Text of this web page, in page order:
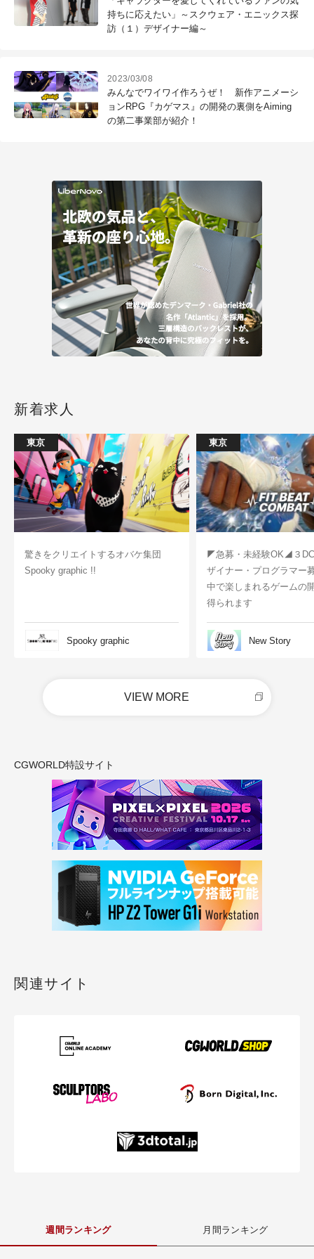
持ちに応えたい」～スクウェア・エニックス探
訪（１）デザイナー編～
2023/03/08
みんなでワイワイ作ろうぜ！ 新作アニメーシ
ョンRPG『カゲマス』の開発の裏側をAiming
の第二事業部が紹介！
新着求人
東京
驚きをクリエイトするオバケ集団
Spooky graphic !!
Spooky graphic
東京
◤急募・未経験OK◢３
ザイナー・プログラマー
中で楽しまれるゲームの
得られます
New Story
VIEW MORE
CGWORLD特設サイト
関連サイト
週間ランキング 月間ランキング